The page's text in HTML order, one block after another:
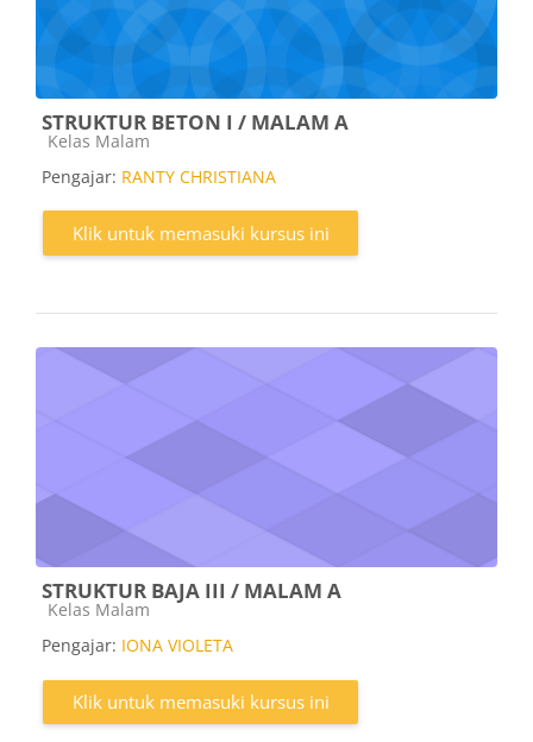
STRUKTUR BETON I / MALAM A
Kategori kursus
Kelas Malam
Pengajar: RANTY CHRISTIANA
Klik untuk memasuki kursus ini
STRUKTUR BAJA III / MALAM A
Kategori kursus
Kelas Malam
Pengajar: IONA VIOLETA
Klik untuk memasuki kursus ini